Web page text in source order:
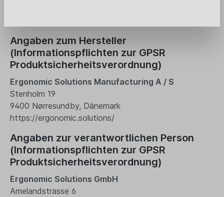
Angaben zum Hersteller
(Informationspflichten zur GPSR
Produktsicherheitsverordnung)
Ergonomic Solutions Manufacturing A / S
Stenholm 19
9400 Nørresundby, Dänemark
https://ergonomic.solutions/
Angaben zur verantwortlichen Person
(Informationspflichten zur GPSR
Produktsicherheitsverordnung)
Ergonomic Solutions GmbH
Amelandstrasse 6